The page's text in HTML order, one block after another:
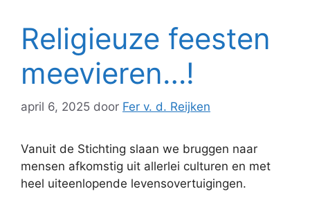
Religieuze feesten
meevieren…!
april 6, 2025 door Fer v. d. Reijken
Vanuit de Stichting slaan we bruggen naar
mensen afkomstig uit allerlei culturen en met
heel uiteenlopende levensovertuigingen.